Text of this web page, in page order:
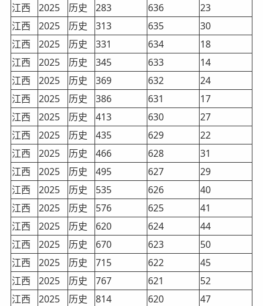
江西
2025 历史 283 636
23
江西
2025 历史 313 635
30
江西
2025 历史 331 634
18
江西
2025 历史 345 633
14
江西
2025 历史 369 632
24
江西
2025 历史 386 631
17
江西
2025 历史 413 630
27
江西
2025 历史 435 629
22
江西
2025 历史 466 628
31
江西
2025 历史 495 627
29
江西
2025 历史 535 626
40
江西
2025 历史 576 625
41
江西
2025 历史 620 624
44
江西
2025 历史 670 623
50
江西
2025 历史 715 622
45
江西
2025 历史 767 621
52
江西
2025 历史 814 620
47